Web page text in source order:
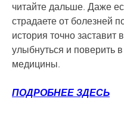
читайте дальше. Даже
страдаете от болезней
история точно заставит
улыбнуться и поверить в
медицины.
ПОДРОБНЕЕ ЗДЕСЬ